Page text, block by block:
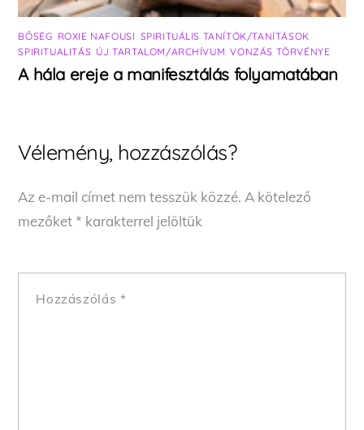
BŐSÉG ROXIE NAFOUSI SPIRITUÁLIS TANÍTÓK/TANÍTÁSOK
SPIRITUALITÁS ÚJ TARTALOM/ARCHÍVUM ,VONZÁS TÖRVÉNYE
A hála ereje a manifesztálás folyamatában
Vélemény, hozzászólás?
Az e-mail címet nem tesszük közzé. A kötelező
mezőket* karakterrel jelöltük
Hozzászólás *